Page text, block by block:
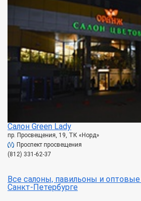
Салон Green Lady
пр. Просвещения, 19, ТК «Норд»
Проспект просвещения
(812) 331-62-37
Все салоны, павильоны и
Санкт-Петербурге